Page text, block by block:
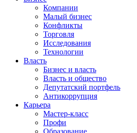
Компании
Малый бизнес
Конфликты
Торговля
Исследования
Технологии
Власть
Бизнес и власть
Власть и общество
Депутатский портфель
Антикоррупция
Карьера
Мастер-класс
Профи
Образование